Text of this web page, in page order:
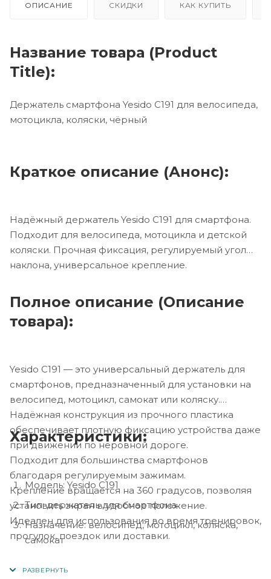
ОПИСАНИЕ СКИДКИ КАК КУПИТЬ
Название товара (Product
Title):
Держатель смартфона Yesido C191 для велосипеда,
мотоцикла, коляски, чёрный
Краткое описание (Анонс):
Надёжный держатель Yesido C191 для смартфона.
Подходит для велосипеда, мотоцикла и детской
коляски. Прочная фиксация, регулируемый угол
наклона, универсальное крепление.
Полное описание (Описание
товара):
Yesido C191 — это универсальный держатель для
смартфонов, предназначенный для установки на
велосипед, мотоцикл, самокат или коляску.
Надёжная конструкция из прочного пластика
обеспечивает плотную фиксацию устройства даже
при движении по неровной дороге.
Подходит для большинства смартфонов
благодаря регулируемым зажимам.
Крепление вращается на 360 градусов, позволяя
установить экран в удобное положение.
Идеален для использования во время тренировок,
прогулок, поездок или доставки.
Характеристики:
Модель: Yesido C191
Тип: держатель для смартфона
Назначение: велосипед, мотоцикл, коляска,
самокат